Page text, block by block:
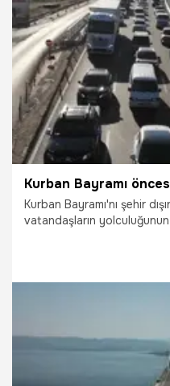
25.03.2025 Gündem
Kurban Bayramı'nı şehir
vatandaşların yolculuğunun
Yaşam